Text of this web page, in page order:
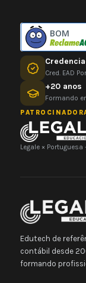
BOM
Cred. EAD
+20 anos
Formando
Legale ×
Edutech de
contábil desde
formando